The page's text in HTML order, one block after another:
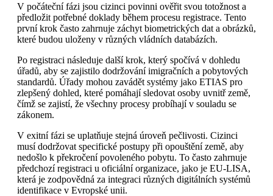
V počáteční fázi jsou cizinci povinni ověřit svou totožnost a
předložit potřebné doklady během procesu registrace. Tento
první krok často zahrnuje záchyt biometrických dat a obrázků,
které budou uloženy v různých vládních databázích.
Po registraci následuje další krok, který spočívá v dohledu
úřadů, aby se zajistilo dodržování imigračních a pobytových
standardů. Úřady mohou zavádět systémy jako ETIAS pro
zlepšený dohled, které pomáhají sledovat osoby uvnitř země,
čímž se zajistí, že všechny procesy probíhají v souladu se
zákonem.
V exitní fázi se uplatňuje stejná úroveň pečlivosti. Cizinci
musí dodržovat specifické postupy při opouštění země, aby
nedošlo k překročení povoleného pobytu. To často zahrnuje
předchozí registraci u oficiální organizace, jako je EU-LISA,
která je zodpovědná za integraci různých digitálních systémů
identifikace v Evropské unii.